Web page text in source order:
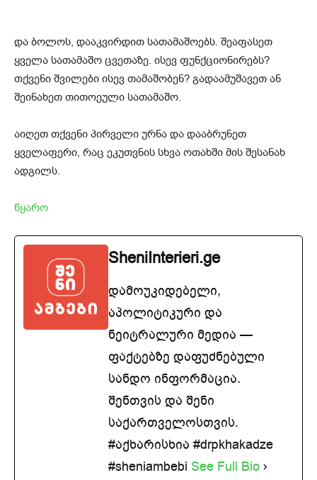
და ბოლოს, დააკვირდით სათამაშოებს. შეაფასეთ
ყველა სათამაშო ცვეთაზე. ისევ ფუნქციონირებს?
თქვენი შვილები ისევ თამაშობენ? გადაამუშავეთ ან
შეინახეთ თითოეული სათამაშო.
აიღეთ თქვენი პირველი ურნა და დააბრუნეთ
ყველაფერი, რაც ეკუთვნის სხვა ოთახში მის შესანახ
ადგილს.
წყარო
SheniInterieri.ge
დამოუკიდებელი,
აპოლიტიკური და
ნეიტრალური მედია —
ფაქტებზე დაფუძნებული
სანდო ინფორმაცია.
შენთვის და შენი
საქართველოსთვის.
#აქხარისხია #drpkhakadze
#sheniambebi See Full Bio